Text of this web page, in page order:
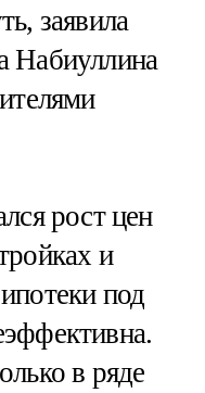
заявила
Набиуллина
рост цен
и
под
в ряде